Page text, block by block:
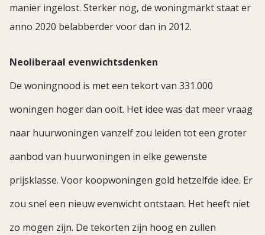
manier ingelost. Sterker nog, de woningmarkt staat er
anno 2020 belabberder voor dan in 2012.
Neoliberaal evenwichtsdenken
De woningnood is met een tekort van 331.000
woningen hoger dan ooit. Het idee was dat meer vraag
naar huurwoningen vanzelf zou leiden tot een groter
aanbod van huurwoningen in elke gewenste
prijsklasse. Voor koopwoningen gold hetzelfde idee. Er
zou snel een nieuw evenwicht ontstaan. Het heeft niet
zo mogen zijn. De tekorten zijn hoog en zullen